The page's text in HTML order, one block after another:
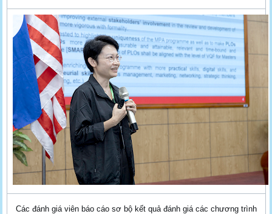
Các đánh giá viên báo cáo sơ bộ kết quả đánh giá các chương trình